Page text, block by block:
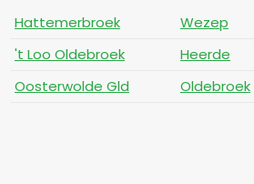
Hattemerbroek Wezep
't Loo Oldebroek
Heerde
Oosterwolde Gld
Oldebroek